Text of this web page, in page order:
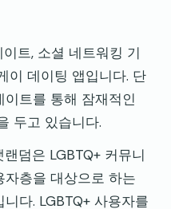
트, 소셜 네트워킹 기
이 데이팅 앱입니다. 단
트를 통해 잠재적인
두고 있습니다.
덤은 LGBTQ+ 커뮤니
층을 대상으로 하는
다. LGBTQ+ 사용자를